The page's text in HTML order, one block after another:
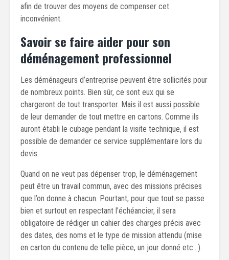
afin de trouver des moyens de compenser cet
inconvénient.
Savoir se faire aider pour son
déménagement professionnel
Les déménageurs d’entreprise peuvent être sollicités pour
de nombreux points. Bien sûr, ce sont eux qui se
chargeront de tout transporter. Mais il est aussi possible
de leur demander de tout mettre en cartons. Comme ils
auront établi le cubage pendant la visite technique, il est
possible de demander ce service supplémentaire lors du
devis.
Quand on ne veut pas dépenser trop, le déménagement
peut être un travail commun, avec des missions précises
que l’on donne à chacun. Pourtant, pour que tout se passe
bien et surtout en respectant l’échéancier, il sera
obligatoire de rédiger un cahier des charges précis avec
des dates, des noms et le type de mission attendu (mise
en carton du contenu de telle pièce, un jour donné etc…).